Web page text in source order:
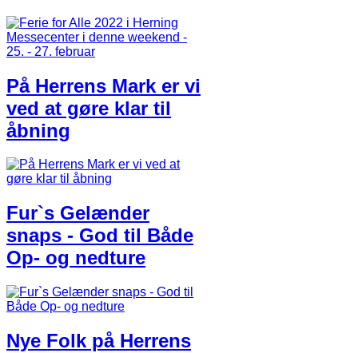
På Herrens Mark er vi
ved at gøre klar til
åbning
Fur`s Gelænder
snaps - God til Både
Op- og nedture
Nye Folk på Herrens